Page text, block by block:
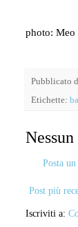
photo: Meo
Pubblicato
Etichette:
Posta
Post più
Iscriviti a: